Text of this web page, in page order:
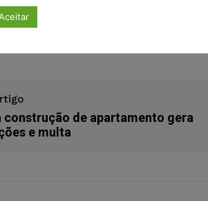
construção de apartamento gera
e multa